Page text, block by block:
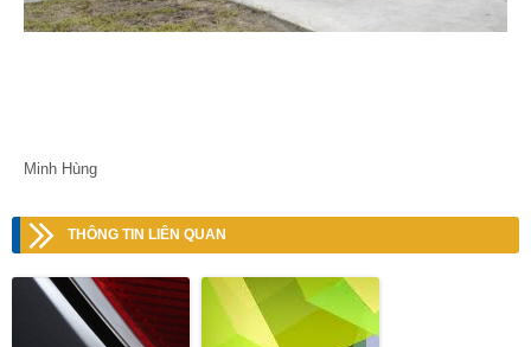
Minh Hùng
THÔNG TIN LIÊN QUAN